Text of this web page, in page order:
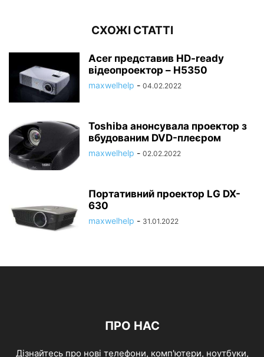
СХОЖІ СТАТТІ
Acer представив HD-ready
відеопроектор – H5350
maxwelhelp - 04.02.2022
Toshiba анонсувала проектор з
вбудованим DVD-плеєром
maxwelhelp - 02.02.2022
Портативний проектор LG DX-
630
maxwelhelp - 31.01.2022
ПРО НАС
Дізнайтесь про нові телефони, комп'ютери, ноутбуки,